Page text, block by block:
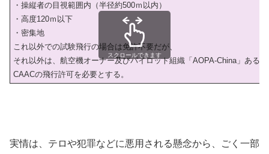
・操縦者の目視範囲内（半径約500ｍ以内）
・高度120ｍ以下
・密集地
これ以外での試験飛行の場合は免許不要だが、
それ以外は、航空機オーナー及びパイロット組織「AOPA-China」ある
CAACの飛行許可を必要とする。
スクロールできます
実情は、テロや犯罪などに悪用される懸念から、ごく一部